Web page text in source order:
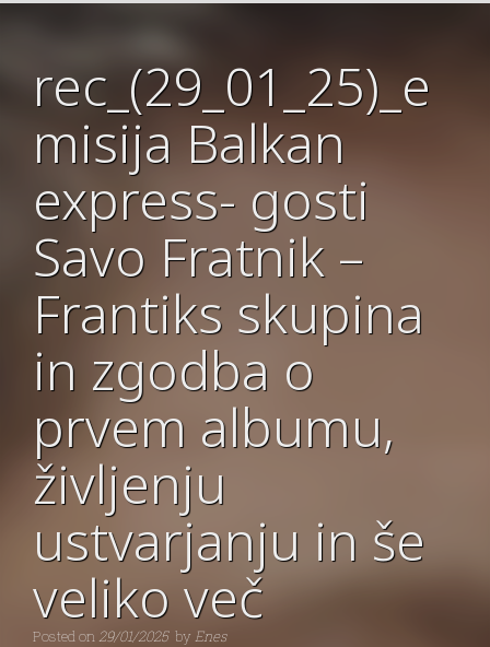
rec_(29_01_25)_e
misija Balkan
express- gosti
Savo Fratnik –
Frantiks skupina
in zgodba o
prvem albumu,
življenju
ustvarjanju in še
veliko več
Posted on 29/01/2025 by Enes